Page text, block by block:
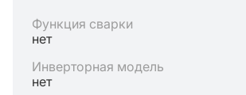
Функция сварки
нет
Инверторная модель
нет